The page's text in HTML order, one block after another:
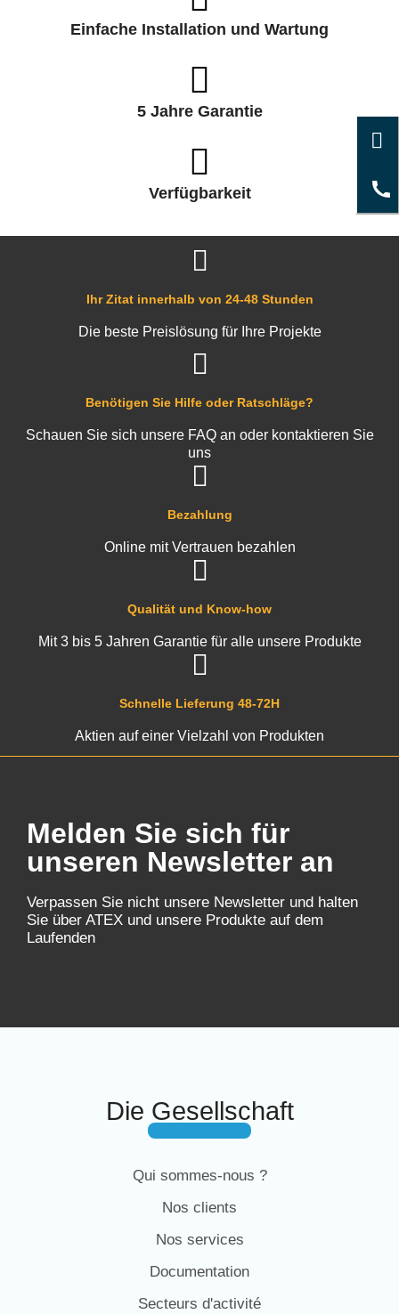
Einfache Installation und Wartung
5 Jahre Garantie
Verfügbarkeit
Schnelle Lieferung 48-72H
Aktien auf einer Vielzahl von Produkten
Qualität und Know-how
Mit 3 bis 5 Jahren Garantie für alle unsere Produkte
Bezahlung
Online mit Vertrauen bezahlen
Benötigen Sie Hilfe oder Ratschläge?
Schauen Sie sich unsere FAQ an oder kontaktieren Sie
uns
Ihr Zitat innerhalb von 24-48 Stunden
Die beste Preislösung für Ihre Projekte
Melden Sie sich für
unseren Newsletter an
Verpassen Sie nicht unsere Newsletter und halten
Sie über ATEX und unsere Produkte auf dem
Laufenden
Die Gesellschaft
Qui sommes-nous ?
Nos clients
Nos services
Documentation
Secteurs d'activité